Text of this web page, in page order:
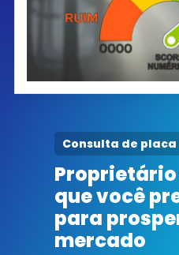
SOBRE NÓS
Consulta de
que você
para
mercado